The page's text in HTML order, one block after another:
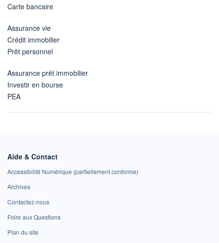
Carte bancaire
Assurance vie
Crédit immobilier
Prêt personnel
Assurance prêt immobilier
Investir en bourse
PEA
Aide & Contact
Accessibilité Numérique (partiellement conforme)
Archives
Contactez-nous
Foire aux Questions
Plan du site